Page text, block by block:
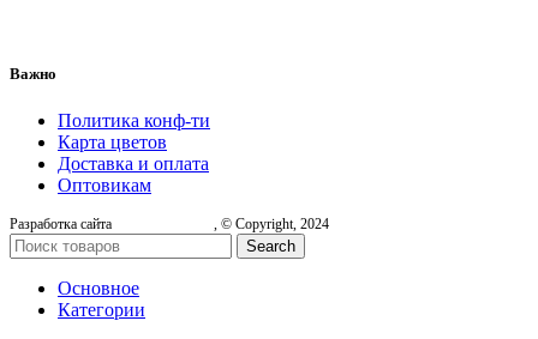
Важно
Политика конф-ти
Карта цветов
Доставка и оплата
Оптовикам
Разработка сайта , © Copyright, 2024
Search
Основное
Категории